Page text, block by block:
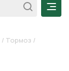
/ Тормоз /